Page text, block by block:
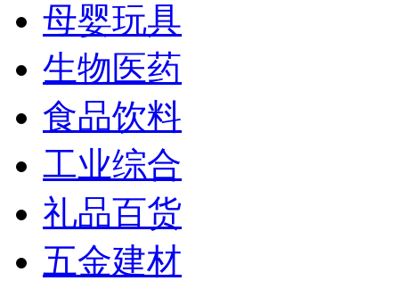
母婴玩具
生物医药
食品饮料
工业综合
礼品百货
五金建材